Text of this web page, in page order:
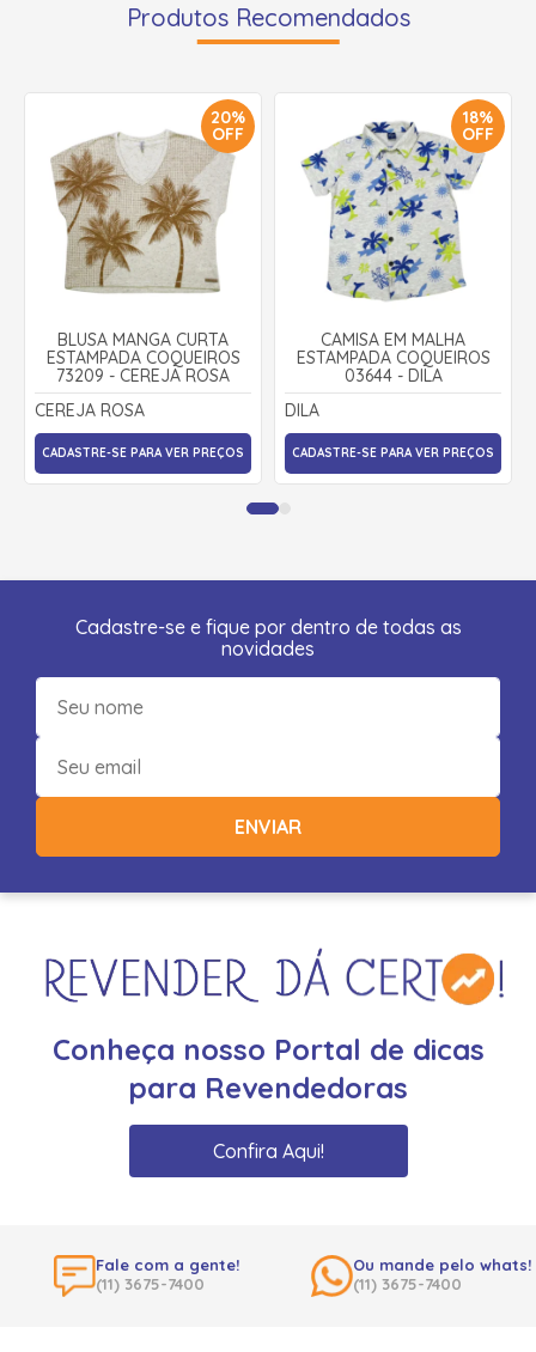
Produtos Recomendados
20%
OFF
BLUSA MANGA CURTA
ESTAMPADA COQUEIROS
73209 - CEREJA ROSA
CEREJA ROSA
CADASTRE-SE PARA VER PREÇOS
18%
OFF
CAMISA EM MALHA
ESTAMPADA COQUEIROS
03644 - DILA
DILA
CADASTRE-SE PARA VER PREÇOS
Cadastre-se e fique por dentro de todas as
novidades
ENVIAR
Conheça nosso Portal de dicas
para Revendedoras
Confira Aqui!
Fale com a gente!
(11) 3675-7400
Ou mande pelo whats!
(11) 3675-7400